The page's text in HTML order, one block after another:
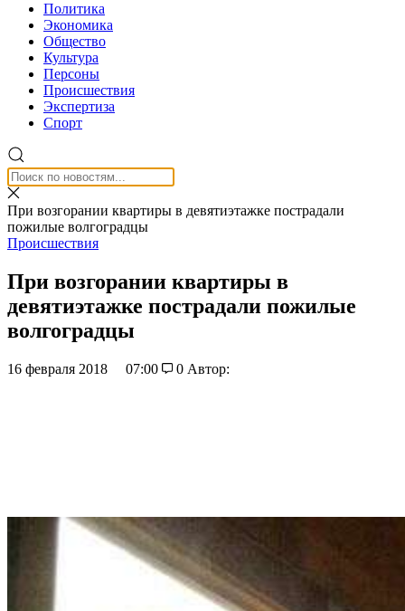
Политика
Экономика
Общество
Культура
Персоны
Происшествия
Экспертиза
Спорт
При возгорании квартиры в девятиэтажке пострадали
пожилые волгоградцы
Происшествия
При возгорании квартиры в
девятиэтажке пострадали пожилые
волгоградцы
16 февраля 2018 07:00 0 Автор: